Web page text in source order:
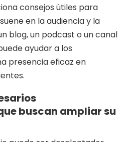
consejos útiles para
en la audiencia y la
blog, un podcast o un canal
ayudar a los
presencia eficaz en
buscan ampliar su